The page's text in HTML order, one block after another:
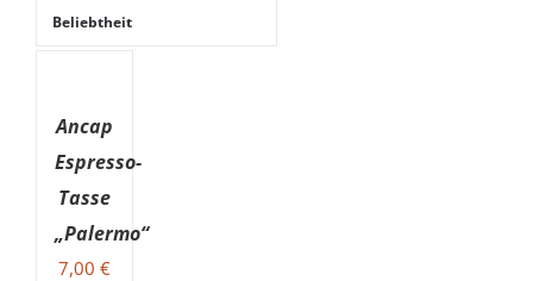
Beliebtheit
DETAILS
Ancap
Espresso-
Tasse
„Palermo“
7,00 €